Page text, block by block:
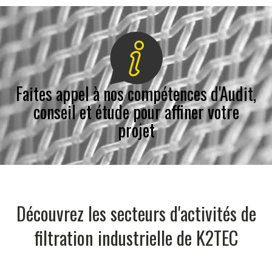
Faites appel à nos compétences d'Audit,
conseil et étude pour affiner votre
projet
Découvrez les secteurs d'activités de
filtration industrielle de K2TEC